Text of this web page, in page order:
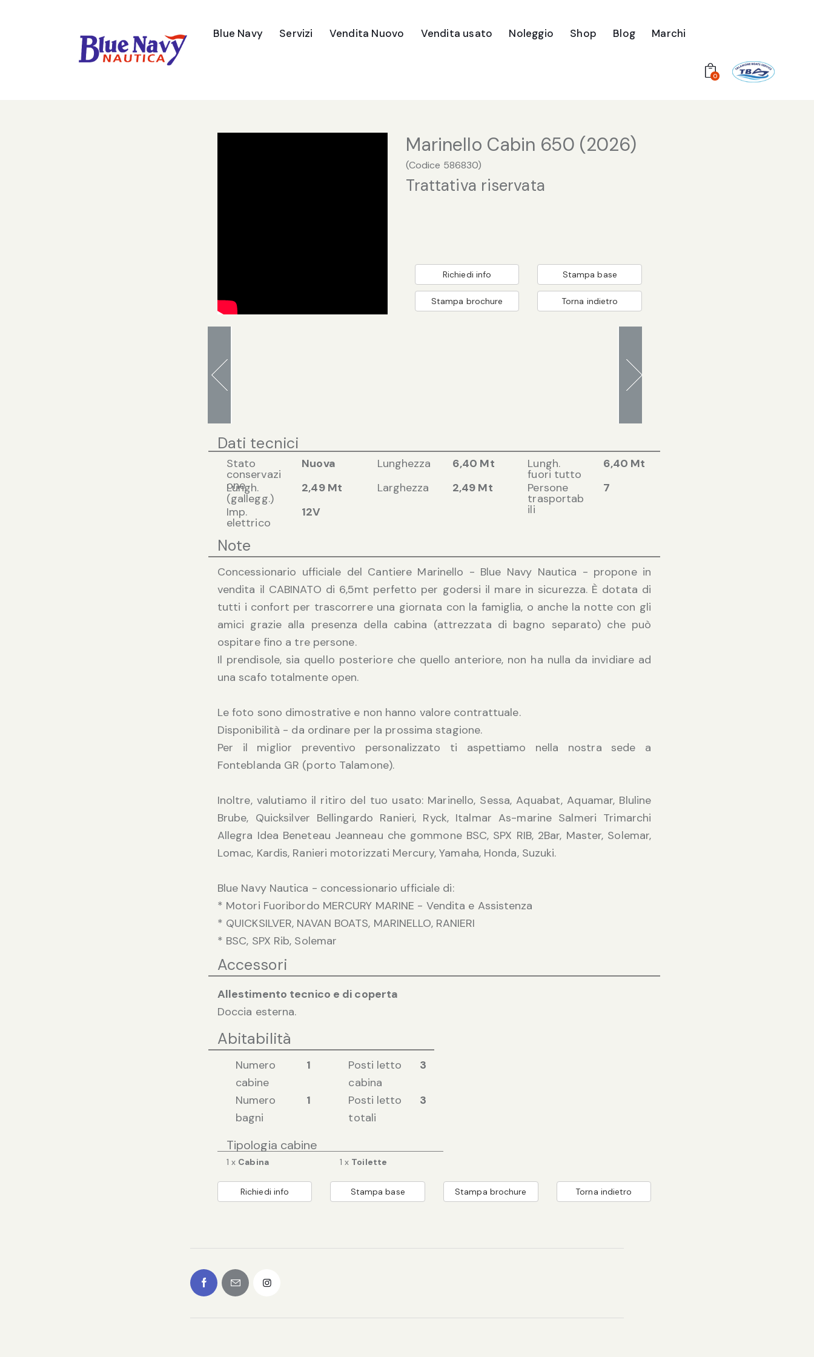
Blue Navy Servizi Vendita Nuovo
Ricambi e Accessori
Vendita usato Noleggio Shop Blog Marchi
0
Marinello Cabin 650 (2026)
(Codice 586830)
Trattativa riservata
Richiedi info Stampa base
Stampa brochure Torna indietro
Dati tecnici
Stato
conservazi
one
Nuova Lunghezza 6,40 Mt Lungh.
fuori tutto
6,40 Mt
Lungh.
(gallegg.)
2,49 Mt Larghezza 2,49 Mt Persone
trasportab
ili
7
Imp.
elettrico
12V
Note
Concessionario ufficiale del Cantiere Marinello - Blue Navy Nautica - propone in
vendita il CABINATO di 6,5mt perfetto per godersi il mare in sicurezza. È dotata di
tutti i confort per trascorrere una giornata con la famiglia, o anche la notte con gli
amici grazie alla presenza della cabina (attrezzata di bagno separato) che può
ospitare fino a tre persone.
Il prendisole, sia quello posteriore che quello anteriore, non ha nulla da invidiare ad
una scafo totalmente open.
Le foto sono dimostrative e non hanno valore contrattuale.
Disponibilità - da ordinare per la prossima stagione.
Per il miglior preventivo personalizzato ti aspettiamo nella nostra sede a
Fonteblanda GR (porto Talamone).
Inoltre, valutiamo il ritiro del tuo usato: Marinello, Sessa, Aquabat, Aquamar, Bluline
Brube, Quicksilver Bellingardo Ranieri, Ryck, Italmar As-marine Salmeri Trimarchi
Allegra Idea Beneteau Jeanneau che gommone BSC, SPX RIB, 2Bar, Master, Solemar,
Lomac, Kardis, Ranieri motorizzati Mercury, Yamaha, Honda, Suzuki.
Blue Navy Nautica - concessionario ufficiale di:
* Motori Fuoribordo MERCURY MARINE - Vendita e Assistenza
* QUICKSILVER, NAVAN BOATS, MARINELLO, RANIERI
* BSC, SPX Rib, Solemar
Accessori
Allestimento tecnico e di coperta
Doccia esterna.
Abitabilità
Numero
cabine
1
Numero
bagni
1
Posti letto
cabina
3
Posti letto
totali
3
Tipologia cabine
1 x Cabina 1 x Toilette
Richiedi info Stampa base Stampa brochure Torna indietro